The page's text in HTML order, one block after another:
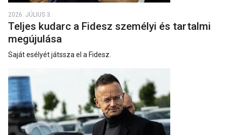
2026. JÚLIUS 3.
Teljes kudarc a Fidesz személyi és tartalmi
megújulása
Saját esélyét játssza el a Fidesz.